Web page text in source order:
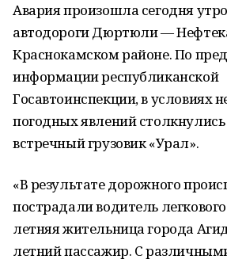
Авария произошла сегодня
автодороги Дюртюли —
Краснокамском районе. По
информации республиканской
Госавтоинспекции, в условиях
погодных явлений
встречный грузовик «Урал».
«В результате дорожного
пострадали водитель
летняя жительница города
летний пассажир. С